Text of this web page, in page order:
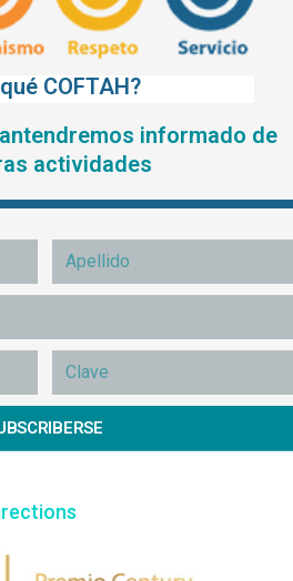
COFTAH?
informado de
actividades